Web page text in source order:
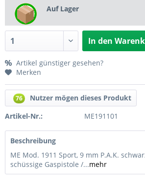
Auf Lager
In den
Artikel günstiger gesehen?
Merken
76 Nutzer mögen dieses Produkt
Artikel-Nr.:
ME191101
Beschreibung
ME Mod. 1911 Sport, 9 mm P.A.K.
schüssige Gaspistole /...mehr